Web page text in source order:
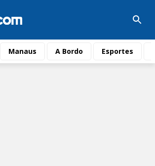
Manaus A Bordo Esportes